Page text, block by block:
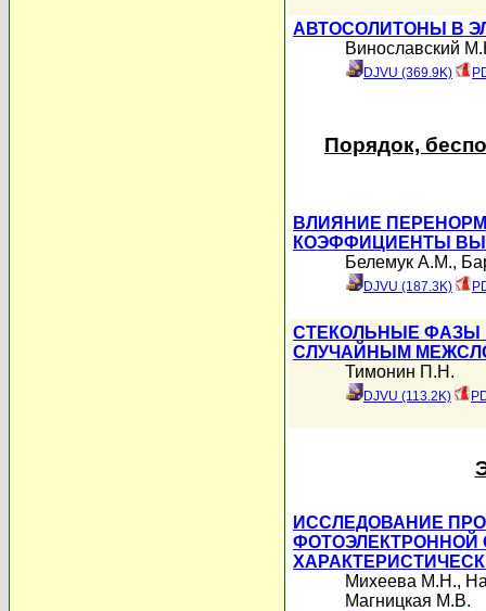
АВТОСОЛИТОНЫ В
Винославский
DJVU (369.9K)
Порядок,
ВЛИЯНИЕ
КОЭФФИЦИЕНТЫ
Белемук А.М.,
DJVU (187.3K)
СТЕКОЛЬНЫЕ ФАЗЫ
СЛУЧАЙНЫМ
Тимонин П.Н.
DJVU (113.2K)
ИССЛЕДОВАНИЕ
ФОТОЭЛЕКТРОННОЙ
Михеева М.Н.,
Магницкая М.В.